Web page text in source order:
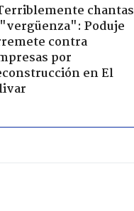
Poduje
contra
por
en El